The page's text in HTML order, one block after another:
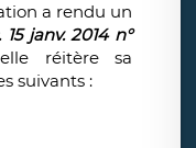
a rendu un
15 janv. 2014 n°
réitère sa
suivants :